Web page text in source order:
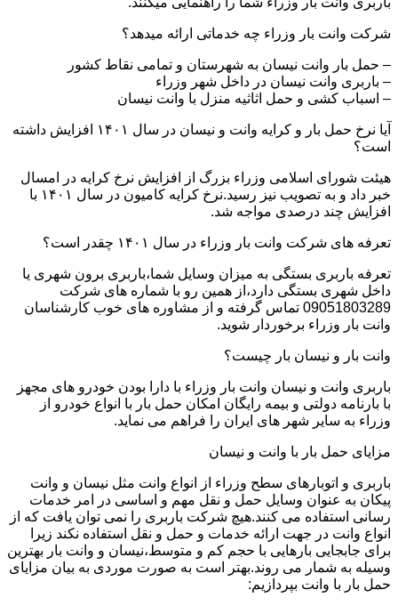
شرکت وانت بار وزراء چه خدماتی ارائه میدهد؟
– حمل بار وانت نیسان به شهرستان و تمامی نقاط کشور
– باربری وانت نیسان در داخل شهر وزراء
– اسباب کشی و حمل اثاثیه منزل با وانت نیسان
آیا نرخ حمل بار و کرایه وانت و نیسان در سال ۱۴۰۱ افزایش داشته
است؟
هیئت شورای اسلامی وزراء بزرگ از افزایش نرخ کرایه در امسال
خبر داد و به تصویب نیز رسید.نرخ کرایه کامیون در سال ۱۴۰۱ با
افزایش چند درصدی مواجه شد.
تعرفه های شرکت وانت بار وزراء در سال ۱۴۰۱ چقدر است؟
تعرفه باربری بستگی به میزان وسایل شما،باربری برون شهری یا
داخل شهری بستگی دارد،از همین رو با شماره های شرکت
09051803289 تماس گرفته و از مشاوره های خوب کارشناسان
وانت بار وزراء برخوردار شوید.
وانت بار و نیسان بار چیست؟
باربری وانت و نیسان وانت بار وزراء با دارا بودن خودرو های مجهز
با بارنامه دولتی و بیمه رایگان امکان حمل بار با انواع خودرو از
وزراء به سایر شهر های ایران را فراهم می نماید.
مزایای حمل بار با وانت و نیسان
باربری و اتوبارهای سطح وزراء از انواع وانت مثل نیسان و وانت
پیکان به عنوان وسایل حمل و نقل مهم و اساسی در امر خدمات
رسانی استفاده می کنند.هیچ شرکت باربری را نمی توان یافت که از
انواع وانت در جهت ارائه خدمات و حمل و نقل استفاده نکند زیرا
برای جابجایی بارهایی با حجم کم و متوسط،نیسان و وانت بار بهترین
وسیله به شمار می روند.بهتر است به صورت موردی به بیان مزایای
حمل بار با وانت بپردازیم: